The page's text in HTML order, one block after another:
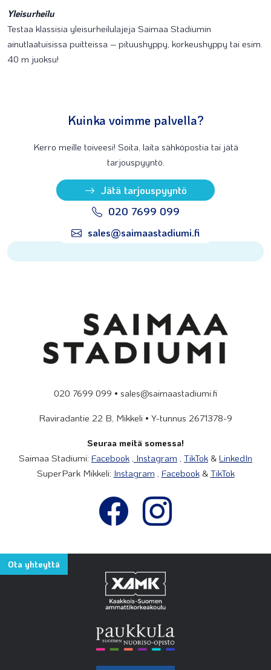
Yleisurheilu
Testaa klassisia yleisurheilulajeja Saimaa Stadiumin
ainutlaatuisissa puitteissa – pituushyppy, korkeushyppy tai esim.
40 m juoksu!
Kuinka voimme palvella?
Kerro meille toiveesi! Soita, laita sähköpostia tai jätä
tarjouspyyntö.
Jätä tarjouspyyntö
020 7699 099
sales@saimaastadiumi.fi
020 7699 099 • sales@saimaastadiumi.fi
Raviradantie 22 B, Mikkeli • Y-tunnus 2671378-9
Seuraa meitä somessa!
Saimaa Stadiumi: Facebook , Instagram , TikTok & LinkedIn
SuperPark Mikkeli: Instagram , Facebook& TikTok
Ota yhteyttä